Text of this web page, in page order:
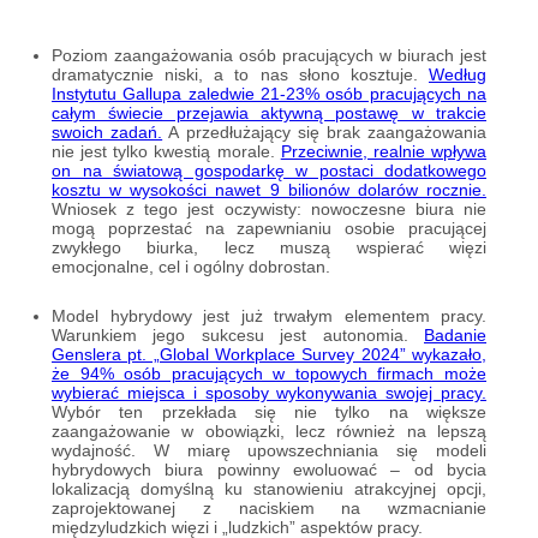
Poziom zaangażowania osób pracujących w biurach jest
dramatycznie niski, a to nas słono kosztuje. Według
Instytutu Gallupa zaledwie 21-23% osób pracujących na
całym świecie przejawia aktywną postawę w trakcie
swoich zadań.
A przedłużający się brak zaangażowania
nie jest tylko kwestią morale. Przeciwnie, realnie wpływa
on na światową gospodarkę w postaci dodatkowego
kosztu w wysokości nawet 9 bilionów dolarów rocznie.
Wniosek z tego jest oczywisty: nowoczesne biura nie
mogą poprzestać na zapewnianiu osobie pracującej
zwykłego biurka, lecz muszą wspierać więzi
emocjonalne, cel i ogólny dobrostan.
Model hybrydowy jest już trwałym elementem pracy.
Warunkiem jego sukcesu jest autonomia. Badanie
Genslera pt. „Global Workplace Survey 2024” wykazało,
że 94% osób pracujących w topowych firmach może
wybierać miejsca i sposoby wykonywania swojej pracy.
Wybór ten przekłada się nie tylko na większe
zaangażowanie w obowiązki, lecz również na lepszą
wydajność. W miarę upowszechniania się modeli
hybrydowych biura powinny ewoluować – od bycia
lokalizacją domyślną ku stanowieniu atrakcyjnej opcji,
zaprojektowanej z naciskiem na wzmacnianie
międzyludzkich więzi i „ludzkich” aspektów pracy.